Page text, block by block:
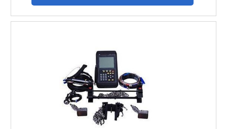
controle, que verifica a posição atual para